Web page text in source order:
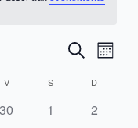
Recherche
Mois
V S D
has
30
has
1
has
2